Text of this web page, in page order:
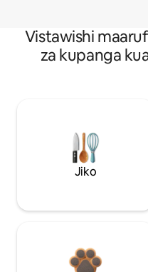
Vistawishi
za kupanga
Jiko